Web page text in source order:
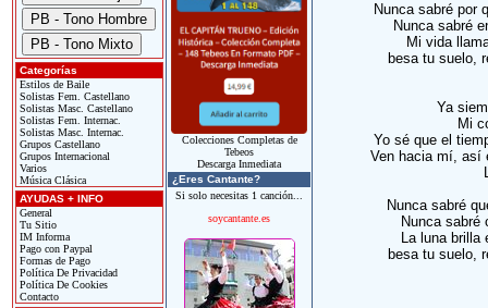
Categorías
Estilos de Baile
Solistas Fem. Castellano
Solistas Masc. Castellano
Solistas Fem. Internac.
Solistas Masc. Internac.
Grupos Castellano
Grupos Internacional
Varios
Música Clásica
AYUDAS + INFO
General
Tu Sitio
IM Informa
Pago con Paypal
Formas de Pago
Política De Privacidad
Política De Cookies
Contacto
Colecciones Completas de
Tebeos
Descarga Inmediata
¿Eres Cantante?
Si solo necesitas 1 canción...
soycantante.es
Nunca sabré por
Nunca sabré
Mi vida
besa tu suelo,
Ya
Mi
Yo sé que el
Ven hacia mí, así
Nunca sabré
Nunca sabré
La luna brilla
besa tu suelo,